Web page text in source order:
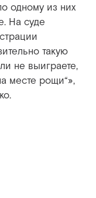
одному из них
На суде
такую
не выиграете,
месте рощи“»,